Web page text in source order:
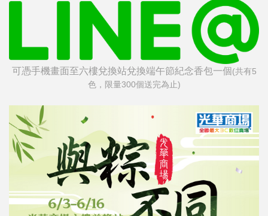
可憑手機畫面至六樓兌換站兌換端午節紀念香包一個 (共有5
色，限量300個送完為止)